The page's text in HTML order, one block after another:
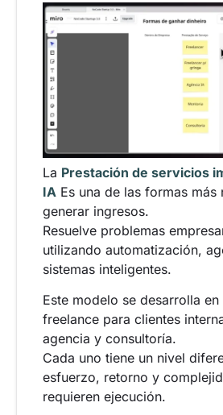
La Prestación de servicios
IA Es una de las formas más
generar ingresos.
Resuelve problemas
utilizando automatización,
sistemas inteligentes.
Este modelo se desarrolla
freelance para clientes
agencia y consultoría.
Cada uno tiene un nivel
esfuerzo, retorno y
requieren ejecución.